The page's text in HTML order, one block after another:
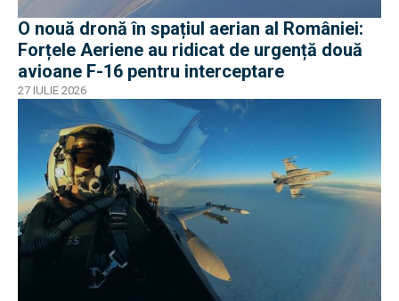
O nouă dronă în spațiul aerian al României:
Forțele Aeriene au ridicat de urgență două
avioane F-16 pentru interceptare
27 IULIE 2026